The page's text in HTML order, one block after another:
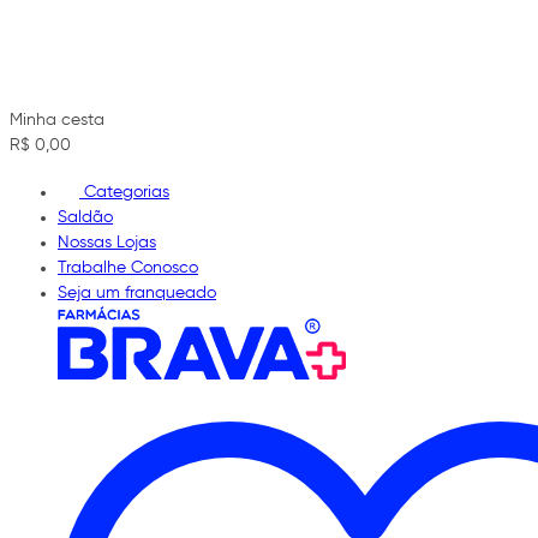
Minha cesta
R$ 0,00
Categorias
Saldão
Nossas Lojas
Trabalhe Conosco
Seja um franqueado